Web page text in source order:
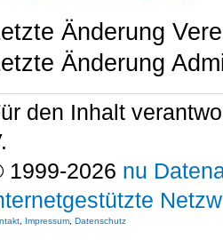
Änderung
Änderung
den Inhalt
1999-2026 nu
Impressum Datenschutz